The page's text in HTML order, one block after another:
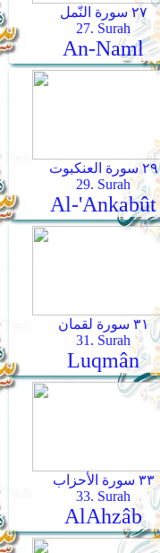
٢٧ سورة النّمل
27. Surah
An-Naml
٢٩ سورة العنكبوت
29. Surah
Al-'Ankabût
٣١ سورة لقمان
31. Surah
Luqmân
٣٣ سورة الأحزاب
33. Surah
Al­Ahzâb